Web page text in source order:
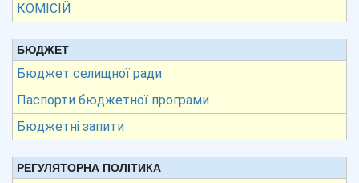
КОМІСІЙ
БЮДЖЕТ
Бюджет селищної ради
Паспорти бюджетної програми
Бюджетні запити
РЕГУЛЯТОРНА ПОЛІТИКА